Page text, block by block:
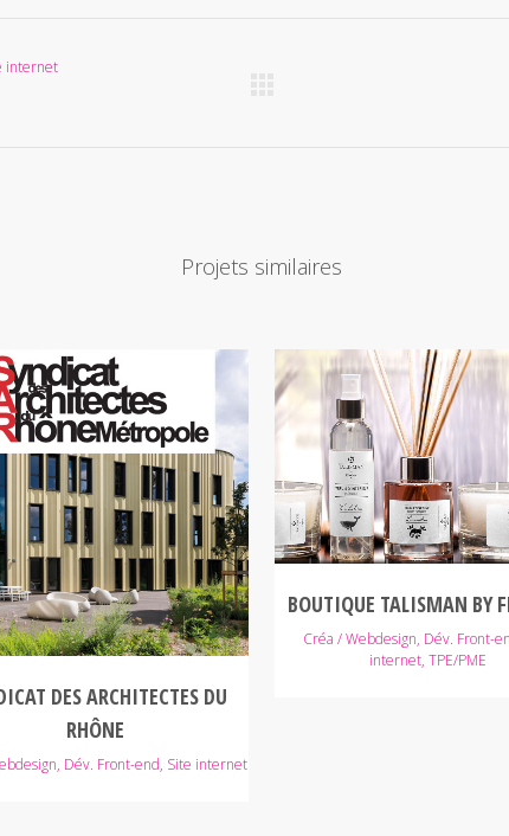
internet
Projets similaires
VOIR
DES ARCHITECTES DU
RHÔNE
Dév. Front-end, Site internet
VOIR
BOUTIQUE TALISMAN BY
Créa / Webdesign, Dév. Front-
internet, TPE/PME